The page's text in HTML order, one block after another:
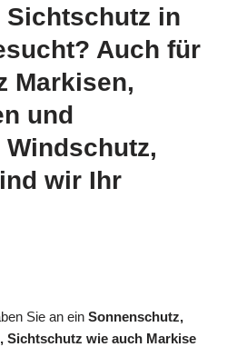
Sichtschutz in
Auch für
Markisen,
und
wir Ihr
Sie an ein Sonnenschutz,
Sichtschutz wie auch Markise